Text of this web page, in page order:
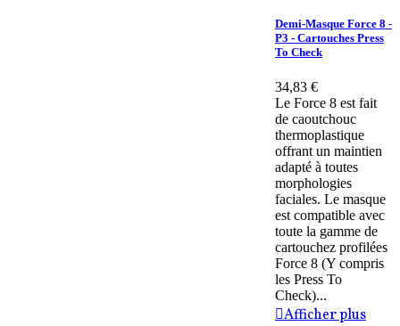
Demi-Masque Force 8 -
P3 - Cartouches Press
To Check
34,83 €
Le Force 8 est fait
de caoutchouc
thermoplastique
offrant un maintien
adapté à toutes
morphologies
faciales. Le masque
est compatible avec
toute la gamme de
cartouchez profilées
Force 8 (Y compris
les Press To
Check)...
Afficher plus